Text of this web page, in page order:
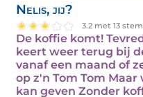
Nelis, jij?
3.2 met 13
De koffie komt!
keert weer terug bij
vanaf een maand of
op z'n Tom Tom
kan geven Zonder